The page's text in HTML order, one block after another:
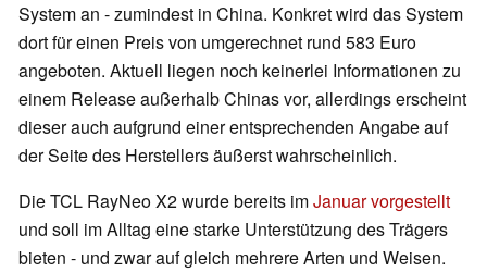
System an - zumindest in China. Konkret wird das System
dort für einen Preis von umgerechnet rund 583 Euro
angeboten. Aktuell liegen noch keinerlei Informationen zu
einem Release außerhalb Chinas vor, allerdings erscheint
dieser auch aufgrund einer entsprechenden Angabe auf
der Seite des Herstellers äußerst wahrscheinlich.
Die TCL RayNeo X2 wurde bereits imJanuar vorgestellt
und soll im Alltag eine starke Unterstützung des Trägers
bieten - und zwar auf gleich mehrere Arten und Weisen.